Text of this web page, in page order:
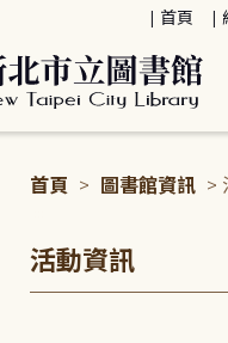
首頁
首頁 > 圖書館資訊 >
活動資訊